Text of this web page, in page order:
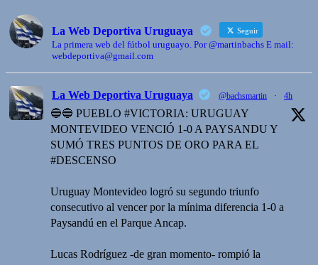
La Web Deportiva Uruguaya Seguir
La primera web del fútbol uruguayo. Por @martinbachs E mail:
webdeportiva@gmail.com
La Web Deportiva Uruguaya @bachsmartin · 4h
🔵🔵 PUEBLO #VICTORIA: URUGUAY
MONTEVIDEO VENCIÓ 1-0 A PAYSANDU Y
SUMÓ TRES PUNTOS DE ORO PARA EL
#DESCENSO
Uruguay Montevideo logró su segundo triunfo
consecutivo al vencer por la mínima diferencia 1-0 a
Paysandú en el Parque Ancap.
Lucas Rodríguez -de gran momento- rompió la